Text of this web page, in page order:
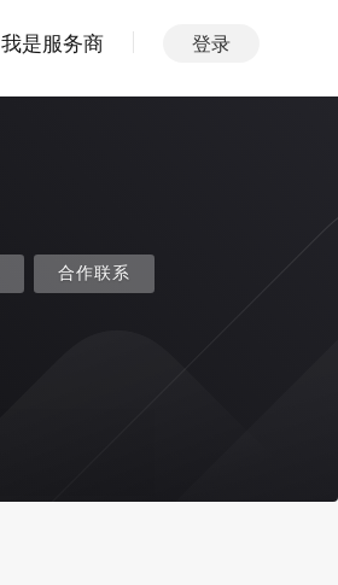
我是服务商 登录
合作联系